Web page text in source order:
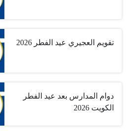
تقويم العجيري عيد الفطر 2026
دوام المدارس بعد عيد الفطر
الكويت 2026